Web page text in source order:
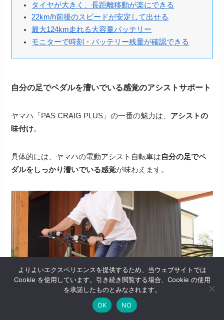
タイヤが大きく、長距離移動が楽にできる
22km/h前後のスピードが安定して出せる
最大124km走れる大容量バッテリー
モニターで時刻・バッテリー残量が確認できる
自分の足でペダルを漕いでいる感覚のアシストサポート
ヤマハ「PAS CRAIG PLUS」の一番の魅力は、 アシストの
味付け。
具体的には、ヤマハの電動アシスト自転車は自分の足でペ
ダルをしっかり漕いでいる感覚が味わえます。
よりよいエクスペリエンスを提供するため、当ウェブサイトでは
Cookie を使用しています。引き続き閲覧する場合、Cookie の使用
を承諾したものとみなされます。
OK
NO